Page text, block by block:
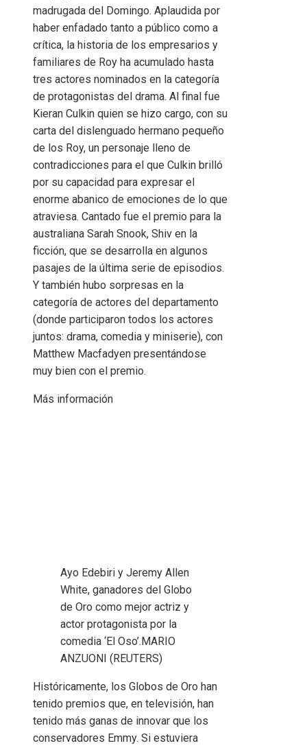
madrugada del Domingo. Aplaudida por
haber enfadado tanto a público como a
crítica, la historia de los empresarios y
familiares de Roy ha acumulado hasta
tres actores nominados en la categoría
de protagonistas del drama. Al final fue
Kieran Culkin quien se hizo cargo, con su
carta del dislenguado hermano pequeño
de los Roy, un personaje lleno de
contradicciones para el que Culkin brilló
por su capacidad para expresar el
enorme abanico de emociones de lo que
atraviesa. Cantado fue el premio para la
australiana Sarah Snook, Shiv en la
ficción, que se desarrolla en algunos
pasajes de la última serie de episodios.
Y también hubo sorpresas en la
categoría de actores del departamento
(donde participaron todos los actores
juntos: drama, comedia y miniserie), con
Matthew Macfadyen presentándose
muy bien con el premio.
Más información
Ayo Edebiri y Jeremy Allen
White, ganadores del Globo
de Oro como mejor actriz y
actor protagonista por la
comedia ‘El Oso’. MARIO
ANZUONI (REUTERS)
Históricamente, los Globos de Oro han
tenido premios que, en televisión, han
tenido más ganas de innovar que los
conservadores Emmy. Si estuviera